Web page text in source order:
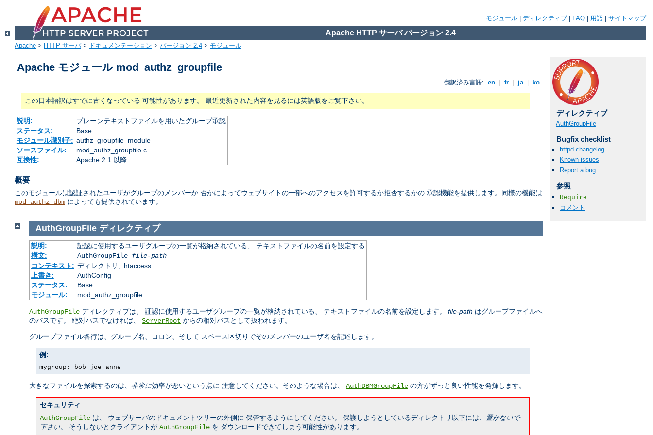
モジュール ディレクティブ FAQ 用語 サイトマップ
Apache HTTP サーバ バージョン 2.4
Apache > HTTP サーバ> ドキュメンテーション > バージョン 2.4 > モジュール
Apache モジュール mod_authz_groupfile
翻訳済み言語: en fr ja ko
この日本語訳はすでに古くなっている 可能性があります。 最近更新された内容を見るには英語版をご覧下さい。
説明:
プレーンテキストファイルを用いたグループ承認
ステータス:
Base
モジュール識別子: authz_groupfile_module
ソースファイル:
mod_authz_groupfile.c
互換性:
Apache 2.1 以降
概要
このモジュールは認証されたユーザがグループのメンバーか 否かによってウェブサイトの一部へのアクセスを許可するか拒否するかの 承認機能を提供します。同様の機能は
mod_authz_dbm によっても提供されています。
ディレクティブ
AuthGroupFile
Bugfix checklist
httpd changelog
Known issues
Report a bug
参照
Require
コメント
AuthGroupFile ディレクティブ
説明:
証認に使用するユーザグループの一覧が格納されている、 テキストファイルの名前を設定する
構文:
AuthGroupFile file-path
コンテキスト: ディレクトリ, .htaccess
上書き:
AuthConfig
ステータス:
Base
モジュール:
mod_authz_groupfile
AuthGroupFile ディレクティブは、 証認に使用するユーザグループの一覧が格納されている、 テキストファイルの名前を設定します。 file-path はグループファイルへ
のパスです。 絶対パスでなければ、 ServerRoot からの相対パスとして扱われます。
グループファイル各行は、グループ名、コロン、そして スペース区切りでそのメンバーのユーザ名を記述します。
例:
mygroup: bob joe anne
大きなファイルを探索するのは、 非常に効率が悪いという点に 注意してください。そのような場合は、 AuthDBMGroupFile の方がずっと良い性能を発揮します。
セキュリティ
AuthGroupFile は、 ウェブサーバのドキュメントツリーの外側に 保管するようにしてください。 保護しようとしているディレクトリ以下には、
置かないで
下さい。 そうしないとクライアントが AuthGroupFile を ダウンロードできてしまう可能性があります。